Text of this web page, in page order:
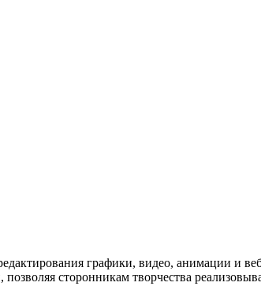
графики, видео, анимации и
сторонникам творчества